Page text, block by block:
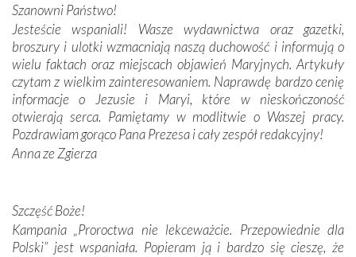
budowniczych.
Podążyliśmy też śladami fatimskich wizjonerów – Łucji
dos Santos oraz świętych Hiacynty i Franciszka Marto.
Modliliśmy się przy ich grobach. Odprawiliśmy Drogę
Krzyżową w ich rodzinnych stronach, odwiedziliśmy
domy, w których żyli.
W miejscu objawień Matki Bożej zapaliliśmy świece
Podczas tej kilkudniowej wyprawy na każdym kroku
spotykaliśmy się z serdeczną otwartością
Portugalczyków. Podziwialiśmy ich ludową sztukę i
Szanowni Państwo!
Jesteście wspaniali! Wasze wydawnictwa oraz gazetki,
broszury i ulotki wzmacniają naszą duchowość i informują o
wielu faktach oraz miejscach objawień Maryjnych. Artykuły
czytam z wielkim zainteresowaniem. Naprawdę bardzo cenię
informacje o Jezusie i Maryi, które w nieskończoność
otwierają serca. Pamiętamy w modlitwie o Waszej pracy.
Pozdrawiam gorąco Pana Prezesa i cały zespół redakcyjny!
Anna ze Zgierza
Szczęść Boże!
Kampania „Proroctwa nie lekceważcie. Przepowiednie dla
Polski” jest wspaniała. Popieram ją i bardzo się cieszę, że